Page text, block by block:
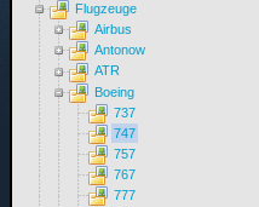
Flugzeuge
Airbus
Antonow
ATR
Boeing
737
747
757
767
777